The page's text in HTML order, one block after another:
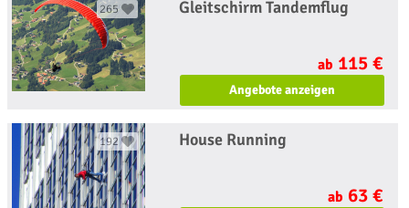
265 Gleitschirm Tandemflug
ab 115 €
Angebote anzeigen
192 House Running
ab 63 €